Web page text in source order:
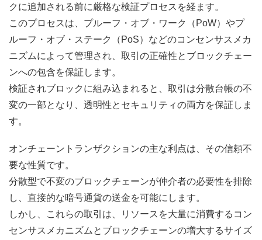
クに追加される前に厳格な検証プロセスを経ます。
このプロセスは、プルーフ・オブ・ワーク（PoW）やプ
ルーフ・オブ・ステーク（PoS）などのコンセンサスメカ
ニズムによって管理され、取引の正確性とブロックチェー
ンへの包含を保証します。
検証されブロックに組み込まれると、取引は分散台帳の不
変の一部となり、透明性とセキュリティの両方を保証しま
す。
オンチェーントランザクションの主な利点は、その信頼不
要な性質です。
分散型で不変のブロックチェーンが仲介者の必要性を排除
し、直接的な暗号通貨の送金を可能にします。
しかし、これらの取引は、リソースを大量に消費するコン
センサスメカニズムとブロックチェーンの増大するサイズ